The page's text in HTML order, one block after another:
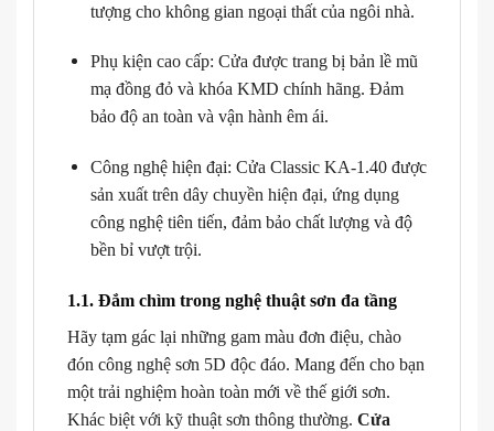
tượng cho không gian ngoại thất của ngôi nhà.
Phụ kiện cao cấp: Cửa được trang bị bản lề mũ
mạ đồng đỏ và khóa KMD chính hãng. Đảm
bảo độ an toàn và vận hành êm ái.
Công nghệ hiện đại: Cửa Classic KA-1.40 được
sản xuất trên dây chuyền hiện đại, ứng dụng
công nghệ tiên tiến, đảm bảo chất lượng và độ
bền bỉ vượt trội.
1.1. Đắm chìm trong nghệ thuật sơn đa tầng
Hãy tạm gác lại những gam màu đơn điệu, chào
đón công nghệ sơn 5D độc đáo. Mang đến cho bạn
một trải nghiệm hoàn toàn mới về thế giới sơn.
Khác biệt với kỹ thuật sơn thông thường. Cửa